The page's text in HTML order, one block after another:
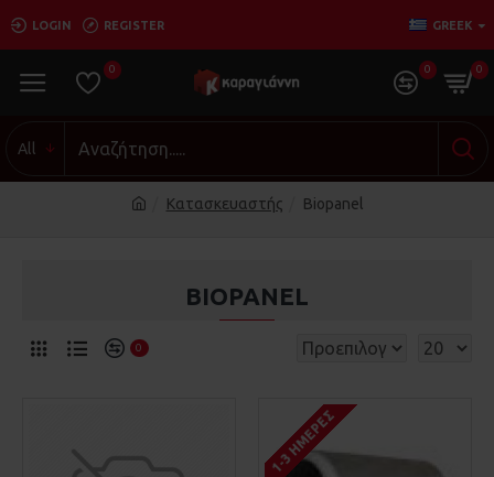
LOGIN REGISTER GREEK
0 0 0
All
Κατασκευαστής Biopanel
BIOPANEL
0
1-3 ΗΜΈΡΕΣ